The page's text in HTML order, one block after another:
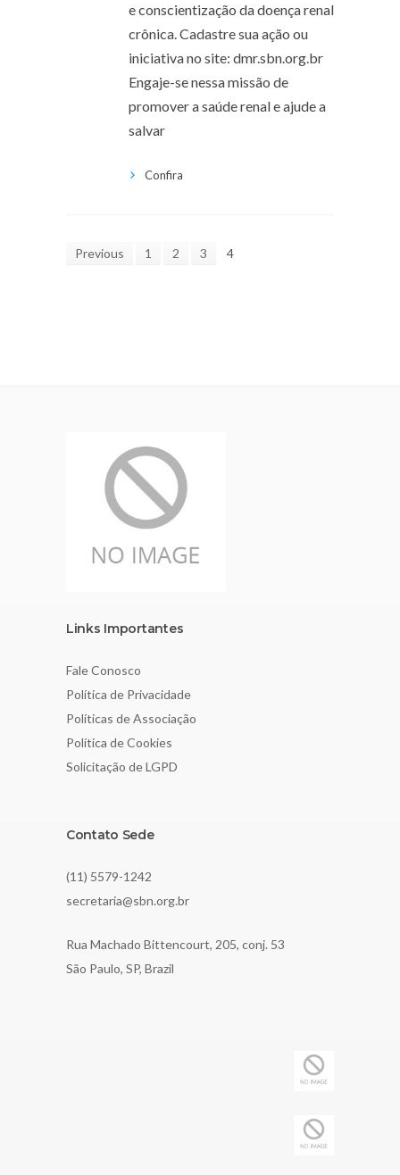
e conscientização da doença renal
crônica. Cadastre sua ação ou
iniciativa no site: dmr.sbn.org.br
Engaje-se nessa missão de
promover a saúde renal e ajude a
salvar
Confira
Previous 1 2 3 4
Links Importantes
Fale Conosco
Política de Privacidade
Políticas de Associação
Política de Cookies
Solicitação de LGPD
Contato Sede
(11) 5579-1242
secretaria@sbn.org.br
Rua Machado Bittencourt, 205, conj. 53
São Paulo, SP, Brazil